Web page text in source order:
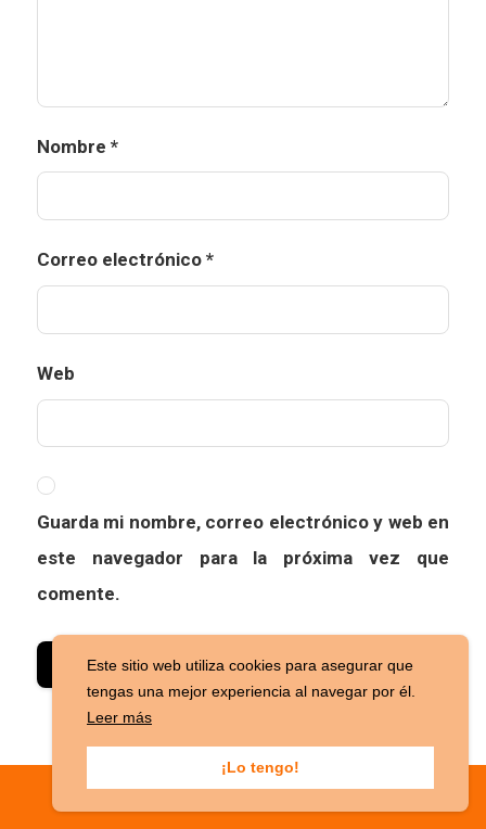
Nombre *
Correo electrónico *
Web
Guarda mi nombre, correo electrónico y web en
este navegador para la próxima vez que
comente.
Este sitio web utiliza cookies para asegurar que
tengas una mejor experiencia al navegar por él.
Leer más
¡Lo tengo!